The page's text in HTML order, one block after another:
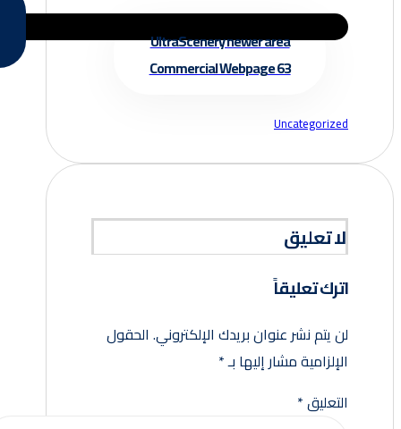
UltraScenery newer area
Commercial Webpage 63
Uncategorized
لا تعليق
اترك تعليقاً
لن يتم نشر عنوان بريدك الإلكتروني. الحقول
الإلزامية مشار إليها بـ*
التعليق*